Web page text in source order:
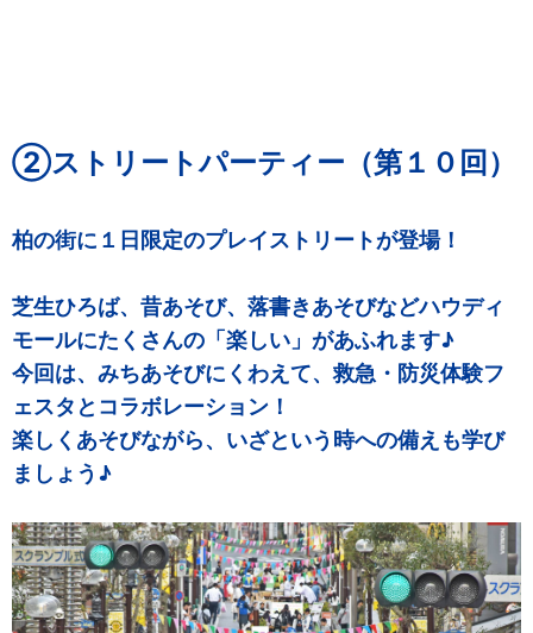
②ストリートパーティー（第１０回）
柏の街に１日限定のプレイストリートが登場！
芝生ひろば、昔あそび、落書きあそびなどハウディ
モールにたくさんの「楽しい」があふれます♪
今回は、みちあそびにくわえて、救急・防災体験フ
ェスタとコラボレーション！
楽しくあそびながら、いざという時への備えも学び
ましょう♪